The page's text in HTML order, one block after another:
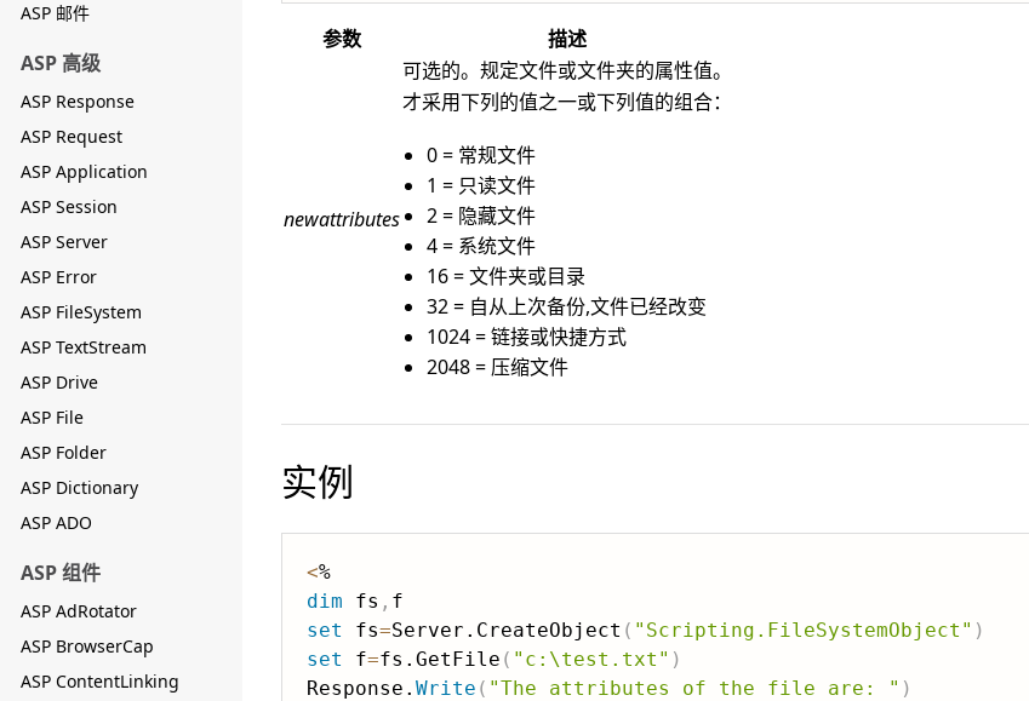
ASP 邮件
ASP 高级
ASP Response
ASP Request
ASP Application
ASP Session
ASP Server
ASP Error
ASP FileSystem
ASP TextStream
ASP Drive
ASP File
ASP Folder
ASP Dictionary
ASP ADO
ASP 组件
ASP AdRotator
ASP BrowserCap
ASP ContentLinking
参数 描述
newattributes
可选的。规定文件或文件夹的属性值。
才采用下列的值之一或下列值的组合：
0 = 常规文件
1 = 只读文件
2 = 隐藏文件
4 = 系统文件
16 = 文件夹或目录
32 = 自从上次备份,文件已经改变
1024 = 链接或快捷方式
2048 = 压缩文件
实例
<
dim fs ,
set
fs=Server.CreateObject ( "Scripting.FileSystemObject" )
set
f=fs.GetFile ( "c:\test.txt" )
Response. Write ( "The attributes of the file are: " )